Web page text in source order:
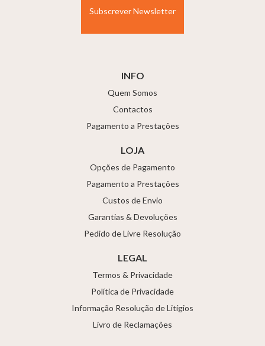
INFO
Quem Somos
Contactos
Pagamento a Prestações
LOJA
Opções de Pagamento
Pagamento a Prestações
Custos de Envio
Garantias & Devoluções
Pedido de Livre Resolução
LEGAL
Termos & Privacidade
Política de Privacidade
Informação Resolução de Litígios
Livro de Reclamações